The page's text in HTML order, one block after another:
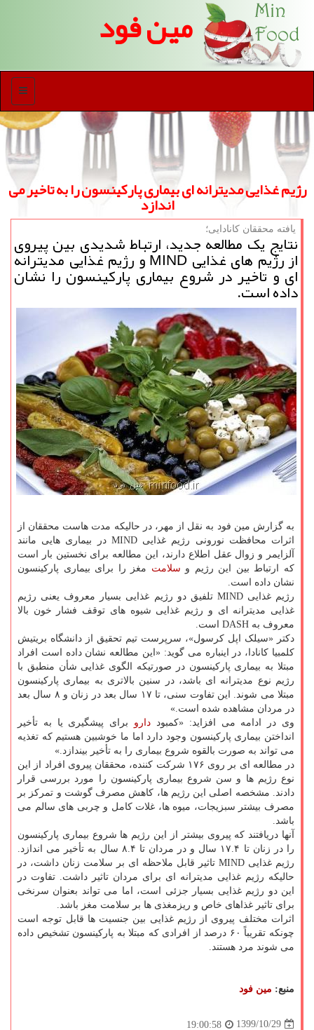
مین فود
منو
رژیم غذایی مدیترانه ای بیماری پاركینسون را به تاخیر می
اندازد
یافته محققان كانادایی؛
نتایج یک مطالعه جدید، ارتباط شدیدی بین پیروی
از رژیم های غذایی MIND و رژیم غذایی مدیترانه
ای و تاخیر در شروع بیماری پارکینسون را نشان
داده است.
به گزارش مین فود به نقل از مهر، در حالیکه مدت هاست محققان از
اثرات محافظت نورونی رژیم غذایی MIND در بیماری هایی مانند
آلزایمر و زوال عقل اطلاع دارند، این مطالعه برای نخستین بار است
که ارتباط بین این رژیم و سلامت مغز را برای بیماری پارکینسون
نشان داده است.
رژیم غذایی MIND تلفیق دو رژیم غذایی بسیار معروف یعنی رژیم
غذایی مدیترانه ای و رژیم غذایی شیوه های توقف فشار خون بالا
معروف به DASH است.
دکتر «سیلک اپل کرسول»، سرپرست تیم تحقیق از دانشگاه بریتیش
کلمبیا کانادا، در اینباره می گوید: «این مطالعه نشان داده است افراد
مبتلا به بیماری پارکینسون در صورتیکه الگوی غذایی شأن منطبق با
رژیم نوع مدیترانه ای باشد، در سنین بالاتری به بیماری پارکینسون
مبتلا می شوند. این تفاوت سنی، تا ۱۷ سال بعد در زنان و ۸ سال بعد
در مردان مشاهده شده است.»
وی در ادامه می افزاید: «کمبود دارو برای پیشگیری یا به تأخیر
انداختن بیماری پارکینسون وجود دارد اما ما خوشبین هستیم که تغذیه
می تواند به صورت بالقوه شروع بیماری را به تأخیر بیندازد.»
در مطالعه ای بر روی ۱۷۶ شرکت کننده، محققان پیروی افراد از این
نوع رژیم ها و سن شروع بیماری پارکینسون را مورد بررسی قرار
دادند. مشخصه اصلی این رژیم ها، کاهش مصرف گوشت و تمرکز بر
مصرف بیشتر سبزیجات، میوه ها، غلات کامل و چربی های سالم می
باشد.
آنها دریافتند که پیروی بیشتر از این رژیم ها شروع بیماری پارکینسون
را در زنان تا ۱۷.۴ سال و در مردان تا ۸.۴ سال به تأخیر می اندازد.
رژیم غذایی MIND تاثیر قابل ملاحظه ای بر سلامت زنان داشت، در
حالیکه رژیم غذایی مدیترانه ای برای مردان تاثیر داشت. تفاوت در
این دو رژیم غذایی بسیار جزئی است، اما می تواند بعنوان سرنخی
برای تاثیر غذاهای خاص و ریزمغذی ها بر سلامت مغز باشد.
اثرات مختلف پیروی از رژیم غذایی بین جنسیت ها قابل توجه است
چونکه تقریباً ۶۰ درصد از افرادی که مبتلا به پارکینسون تشخیص داده
می شوند مرد هستند.
منبع: مین فود
1399/10/29
19:00:58